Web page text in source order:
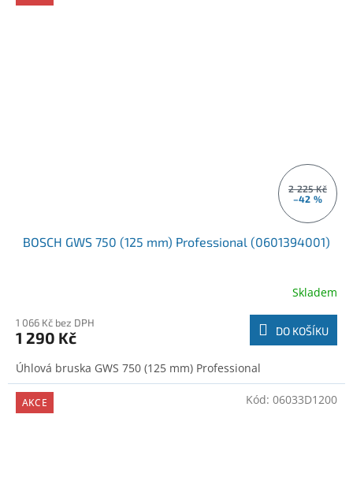
2 225 Kč
–42 %
BOSCH GWS 750 (125 mm) Professional (0601394001)
Skladem
1 066 Kč bez DPH
1 290 Kč DO KOŠÍKU
Úhlová bruska GWS 750 (125 mm) Professional
AKCE Kód: 06033D1200